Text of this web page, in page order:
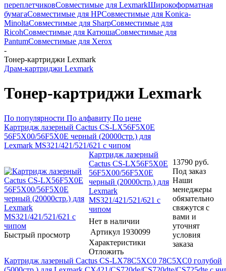
переплетчиковСовместимые для LexmarkШирокоформатная
бумагаСовместимые для HPСовместимые для Konica-
MinoltaСовместимые для SharpСовместимые для
RicohСовместимые для КатюшаСовместимые для
PantumСовместимые для Xerox
-
Тонер-картриджи Lexmark
Драм-картриджи Lexmark
Тонер-картриджи Lexmark
По популярности По алфавиту По цене
Картридж лазерный Cactus CS-LX56F5X0E
56F5X00/56F5X0E черный (20000стр.) для
Lexmark MS321/421/521/621 с чипом
Быстрый просмотр
Картридж лазерный
Cactus CS-LX56F5X0E
56F5X00/56F5X0E
черный (20000стр.) для
Lexmark
MS321/421/521/621 с
чипом
Нет в наличии
Артикул 1930099
Характеристики
Отложить
13790 руб.
Под заказ
Наши
менеджеры
обязательно
свяжутся с
вами и
уточнят
условия
заказа
Картридж лазерный Cactus CS-LX78C5XC0 78C5XC0 голубой